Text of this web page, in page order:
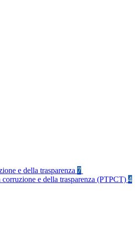
e della trasparenza 7
e della trasparenza (PTPCT) 4